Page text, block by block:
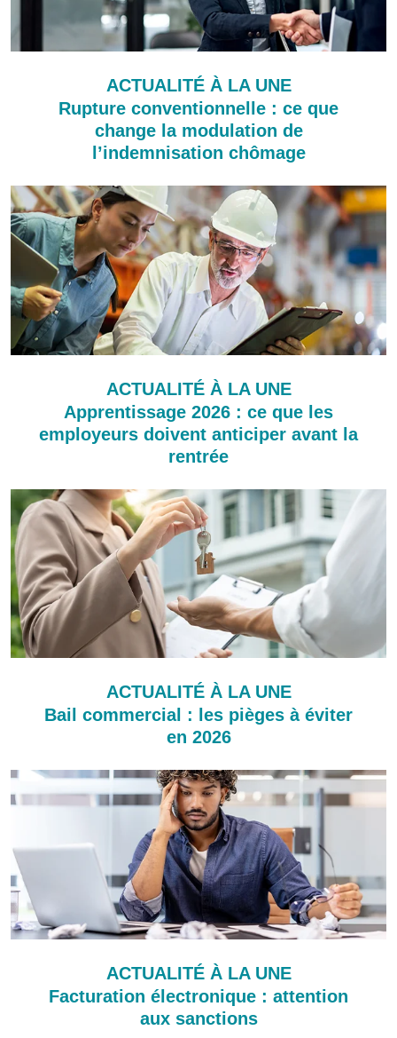
ACTUALITÉ À LA UNE
Rupture conventionnelle : ce que
change la modulation de
l’indemnisation chômage
ACTUALITÉ À LA UNE
Apprentissage 2026 : ce que les
employeurs doivent anticiper avant la
rentrée
ACTUALITÉ À LA UNE
Bail commercial : les pièges à éviter
en 2026
ACTUALITÉ À LA UNE
Facturation électronique : attention
aux sanctions